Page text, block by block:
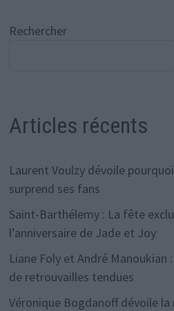
Rechercher
Articles récents
Laurent Voulzy dévoile
surprend ses fans
Saint-Barthélemy : La fête
l’anniversaire de Jade et Joy
Liane Foly et André Manoukian
de retrouvailles tendues
Véronique Bogdanoff dévoile